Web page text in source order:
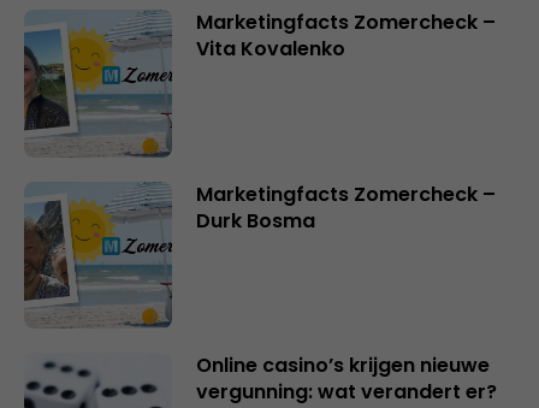
Marketingfacts Zomercheck –
Vita Kovalenko
Marketingfacts Zomercheck –
Durk Bosma
Online casino’s krijgen nieuwe
vergunning: wat verandert er?